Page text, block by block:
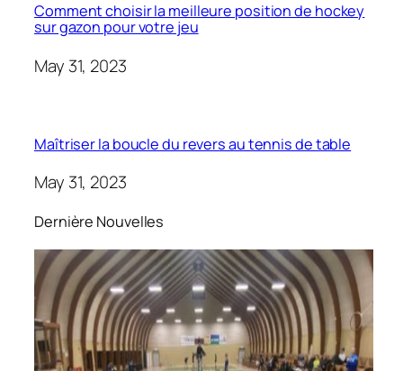
Comment choisir la meilleure position de hockey
sur gazon pour votre jeu
May 31, 2023
Maîtriser la boucle du revers au tennis de table
May 31, 2023
Dernière Nouvelles